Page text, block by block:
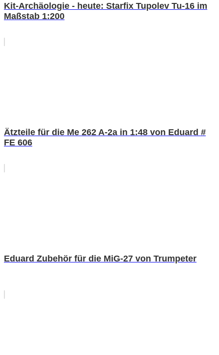
Kit-Archäologie - heute: Starfix Tupolev Tu-16 im
Maßstab 1:200
Ätzteile für die Me 262 A-2a in 1:48 von Eduard #
FE 606
Eduard Zubehör für die MiG-27 von Trumpeter